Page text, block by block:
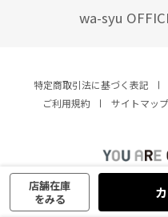
wa-syu
特定商取引法に基づく表記
ご利用規約
サイトマップ
YOU ARE
店舗在庫
をみる